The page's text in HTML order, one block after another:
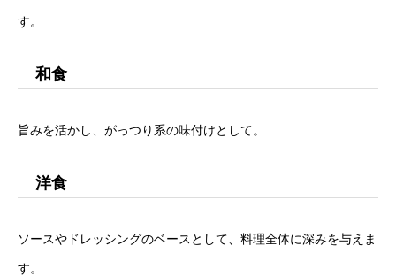
す。
和食
旨みを活かし、がっつり系の味付けとして。
洋食
ソースやドレッシングのベースとして、料理全体に深みを与えま
す。